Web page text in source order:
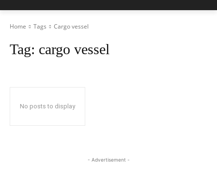
Home Tags Cargo vessel
Tag: cargo vessel
No posts to display
- Advertisement -